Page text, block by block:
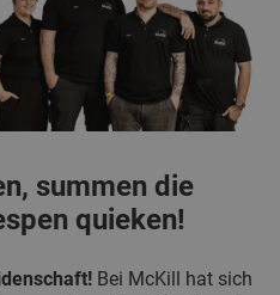
summen die
quieken!
Bei McKill hat sich